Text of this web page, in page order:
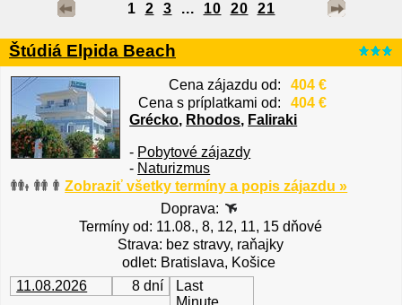
1 2 3 ... 10 20 21
Štúdiá Elpida Beach
Cena zájazdu od:
404 €
Cena s príplatkami od:
404 €
Grécko, Rhodos, Faliraki
- Pobytové zájazdy
- Naturizmus
Zobraziť všetky termíny a popis zájazdu »
Doprava:
Termíny od: 11.08., 8, 12, 11, 15 dňové
Strava: bez stravy, raňajky
odlet: Bratislava, Košice
11.08.2026
8 dní
Last